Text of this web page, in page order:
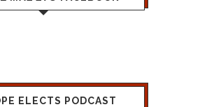
ELECTS PODCAST